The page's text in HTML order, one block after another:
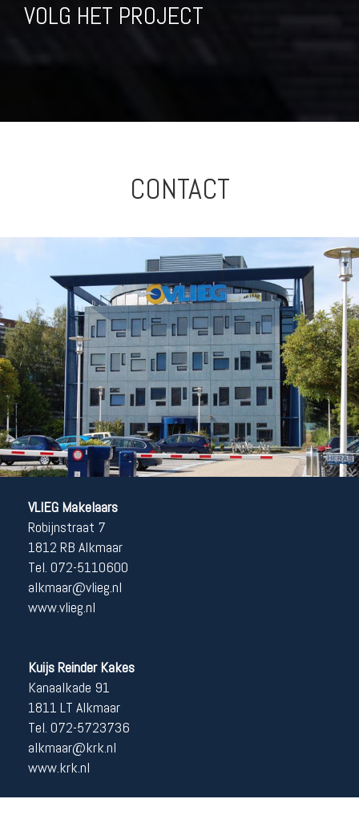
VOLG HET PROJECT
CONTACT
VLIEG Makelaars
Robijnstraat 7
1812 RB Alkmaar
Tel. 072-5110600
alkmaar@vlieg.nl
www.vlieg.nl
Kuijs Reinder Kakes
Kanaalkade 91
1811 LT Alkmaar
Tel. 072-5723736
alkmaar@krk.nl
www.krk.nl